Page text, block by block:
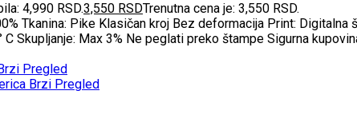
4,990 RSD.3,550 RSDTrenutna cena je: 3,550 RSD.
Tkanina: Pike Klasičan kroj Bez deformacija Print:
Skupljanje: Max 3% Ne peglati preko štampe Sigurna
Brzi Pregled
Brzi Pregled